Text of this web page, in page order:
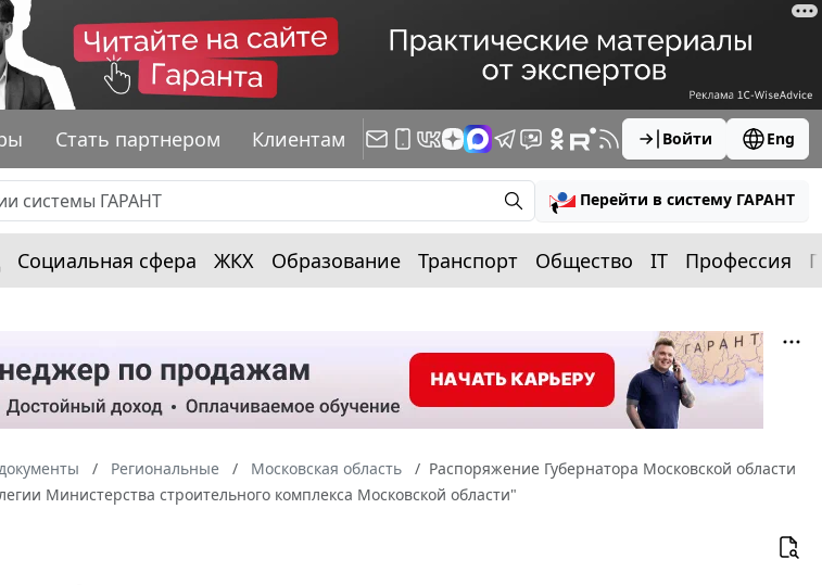
Стать партнером Клиентам Войти Eng
Перейти в систему ГАРАНТ
Социальная сфера ЖКХ Образование Транспорт Общество IT Профессия
Региональные Московская область
Распоряжение Губернатора Московской области
Министерства строительного комплекса Московской области"